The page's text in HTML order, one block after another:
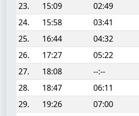
23.
15:09 02:49
24.
15:58 03:41
25.
16:44 04:32
26.
17:27 05:22
27.
18:08 --:--
28.
18:47 06:11
29.
19:26 07:00